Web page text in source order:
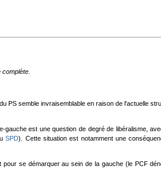
complète.
PS semble invraisemblable en raison de l'actuelle
est une question de degré de libéralisme,
SPD). Cette situation est notamment une
se démarquer au sein de la gauche (le PCF